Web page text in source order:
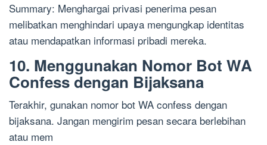
Summary: Menghargai privasi penerima pesan
melibatkan menghindari upaya mengungkap identitas
atau mendapatkan informasi pribadi mereka.
10. Menggunakan Nomor Bot WA
Confess dengan Bijaksana
Terakhir, gunakan nomor bot WA confess dengan
bijaksana. Jangan mengirim pesan secara berlebihan
atau mem